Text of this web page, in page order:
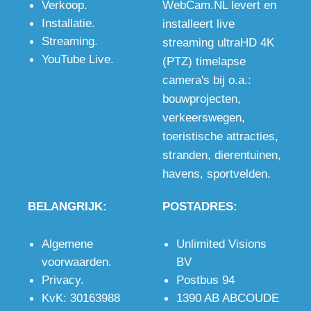
én
bewakingscamera
voor op de
bouwplaats
pixels,
wanneer de
kwaliteit
gewenst is,
ook in het
donker.
met
microfoon
en stereo
audio
ingang voor
uitstekend
beeld en
geluid.
Verkoop.
Installatie.
Streaming.
YouTube Live.
WebCam.NL levert en
installeert live
streaming ultraHD 4K
(PTZ) timelapse
camera's bij o.a.:
bouwprojecten,
verkeerswegen,
toeristische attracties,
stranden, dierentuinen,
havens, sportvelden.
BELANGRIJK:
Algemene
voorwaarden.
Privacy.
KvK: 30163988
POSTADRES:
Unlimited Visions
BV
Postbus 94
1390 AB ABCOUDE